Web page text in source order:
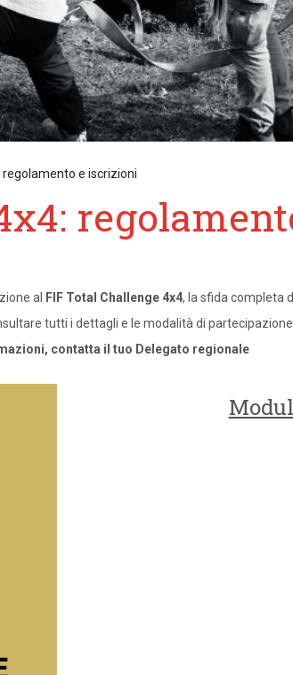
regolamento e iscrizioni
al FIF Total Challenge 4x4, la sfida completa
tutti i dettagli e le modalità di partecipazione.
contatta il tuo Delegato regionale